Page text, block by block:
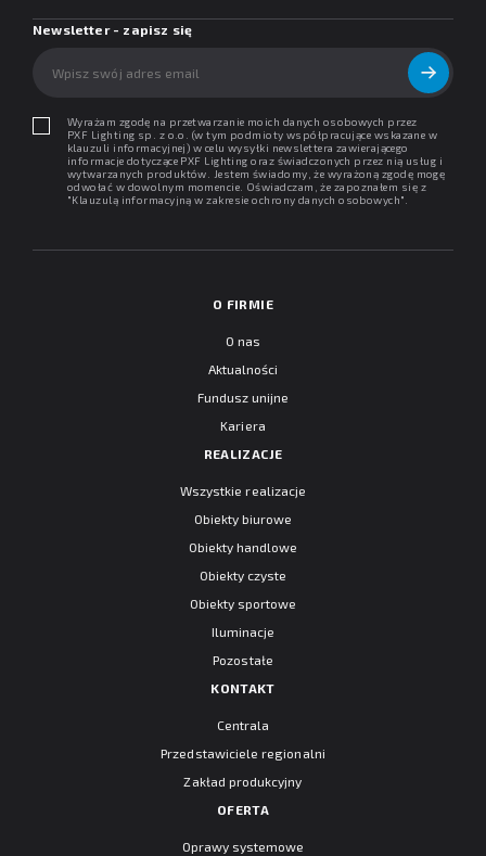
Newsletter - zapisz się
Wyrażam zgodę na przetwarzanie moich danych osobowych przez
PXF Lighting sp. z o.o. (w tym podmioty współpracujące wskazane w
klauzuli informacyjnej) w celu wysyłki newslettera zawierającego
informacje dotyczące PXF Lighting oraz świadczonych przez nią usług i
wytwarzanych produktów. Jestem świadomy, że wyrażoną zgodę mogę
odwołać w dowolnym momencie. Oświadczam, że zapoznałem się z
"Klauzulą informacyjną w zakresie ochrony danych osobowych".
O FIRMIE
O nas
Aktualności
Fundusz unijne
Kariera
REALIZACJE
Wszystkie realizacje
Obiekty biurowe
Obiekty handlowe
Obiekty czyste
Obiekty sportowe
Iluminacje
Pozostałe
KONTAKT
Centrala
Przedstawiciele regionalni
Zakład produkcyjny
OFERTA
Oprawy systemowe